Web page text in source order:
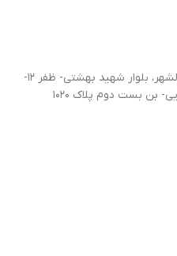
آدرس کارخانه: استان البرز، کرج، کمالشهر، بلوار شهید بهشتی- ظفر 12-
بن بست دوم پلاک 1020